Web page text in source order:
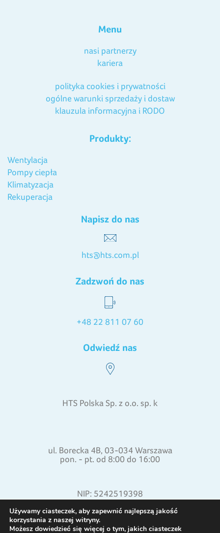
Menu
nasi partnerzy
kariera
polityka cookies i prywatności
ogólne warunki sprzedaży i dostaw
klauzula informacyjna i RODO
Produkty:
Wentylacja
Pompy ciepła
Klimatyzacja
Rekuperacja
Napisz do nas
hts@hts.com.pl
Zadzwoń do nas
+48 22 811 07 60
Odwiedź nas
HTS Polska Sp. z o.o. sp. k
ul. Borecka 4B, 03-034 Warszawa
pon. - pt. od 8:00 do 16:00
NIP: 5242519398
REGON: 015871772
Używamy ciasteczek, aby zapewnić najlepszą jakość
korzystania z naszej witryny.
Możesz dowiedzieć się więcej o tym, jakich ciasteczek